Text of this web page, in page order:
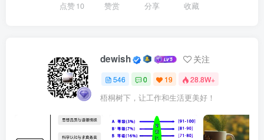
结合“小哪吒保护陈塘关”的情节，类比个人与集体的关系，
从“国漫崛起”到“文化矩阵”
《哪吒2》与《黑神话：悟空》等作品形成IP矩阵效应，
推动国潮文化在年轻一代中的流行。影片周边衍生品销售一
印证了“文化自信一代”对本土元素的追捧。
点赞10 赞赏 分享 收藏
dewish 关注
546 0 19 28.8W+
梧桐树下，让工作和生活更美好！